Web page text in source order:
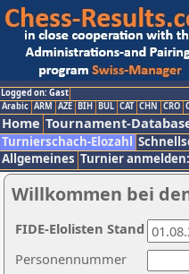
Logged on: Gast
Arabic ARM AZE BIH BUL CAT CHN CRO
Home Tournament-
Turnierschach-Elozahl
Allgemeines Turnier
Willkommen bei
Personennummer
FIDE-Elolisten Stand